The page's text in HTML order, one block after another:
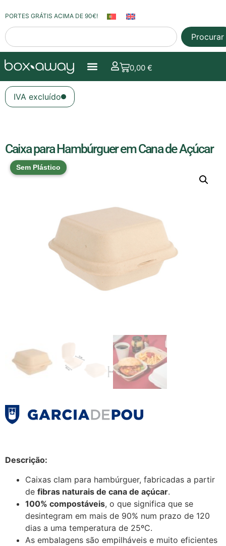
PORTES GRÁTIS ACIMA DE 90€!
Procurar
0,00€
IVA excluído
Caixa para Hambúrguer em Cana de Açúcar
Sem Plástico
Descrição:
Caixas clam para hambúrguer, fabricadas a partir
de fibras naturais de cana de açúcar.
100% compostáveis, o que significa que se
desintegram em mais de 90% num prazo de 120
dias a uma temperatura de 25ºC.
As embalagens são empilháveis e muito eficientes